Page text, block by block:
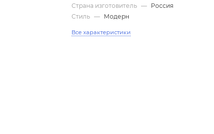
Страна изготовитель — Россия
Стиль — Модерн
Все характеристики